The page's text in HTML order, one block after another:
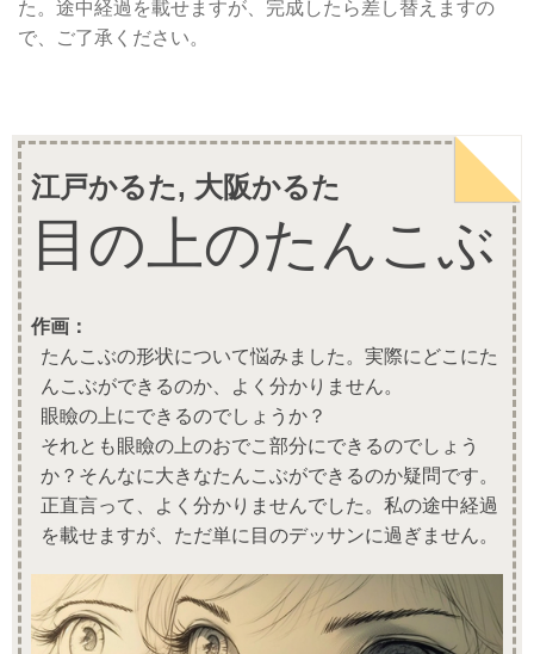
た。途中経過を載せますが、完成したら差し替えますの
で、ご了承ください。
江戸かるた, 大阪かるた
目の上のたんこぶ
作画：
たんこぶの形状について悩みました。実際にどこにた
んこぶができるのか、よく分かりません。
眼瞼の上にできるのでしょうか？
それとも眼瞼の上のおでこ部分にできるのでしょう
か？そんなに大きなたんこぶができるのか疑問です。
正直言って、よく分かりませんでした。私の途中経過
を載せますが、ただ単に目のデッサンに過ぎません。